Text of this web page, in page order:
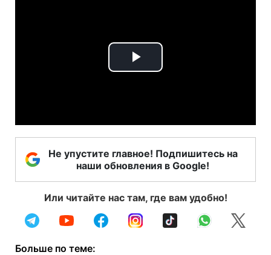
Play
Не упустите главное! Подпишитесь на
наши обновления в Google!
Или читайте нас там, где вам удобно!
Больше по теме: